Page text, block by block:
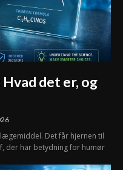
det er, og
Det får hjernen til
der har betydning for humør